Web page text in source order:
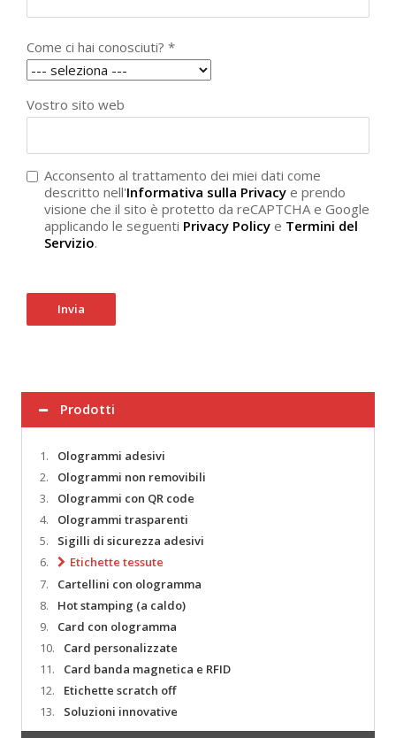
Come ci hai conosciuti? *
Vostro sito web
Acconsento al trattamento dei miei dati come
descritto nell'Informativa sulla Privacy e prendo
visione che il sito è protetto da reCAPTCHA e Google
applicando le seguenti Privacy Policy e Termini del
Servizio.
Invia
Prodotti
1.
Ologrammi adesivi
2.
Ologrammi non removibili
3.
Ologrammi con QR code
4.
Ologrammi trasparenti
5.
Sigilli di sicurezza adesivi
6.
Etichette tessute
7.
Cartellini con ologramma
8.
Hot stamping (a caldo)
9.
Card con ologramma
10.
Card personalizzate
11.
Card banda magnetica e RFID
12.
Etichette scratch off
13.
Soluzioni innovative